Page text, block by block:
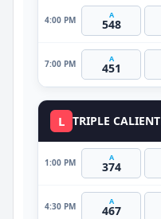
4:00 PM A
548
7:00 PM A
451
L TRIPLE
1:00 PM A
374
4:30 PM A
467